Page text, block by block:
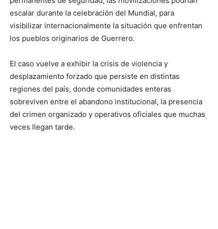
escalar durante la celebración del Mundial, para
visibilizar internacionalmente la situación que enfrentan
los pueblos originarios de Guerrero.
El caso vuelve a exhibir la crisis de violencia y
desplazamiento forzado que persiste en distintas
regiones del país, donde comunidades enteras
sobreviven entre el abandono institucional, la presencia
del crimen organizado y operativos oficiales que muchas
veces llegan tarde.